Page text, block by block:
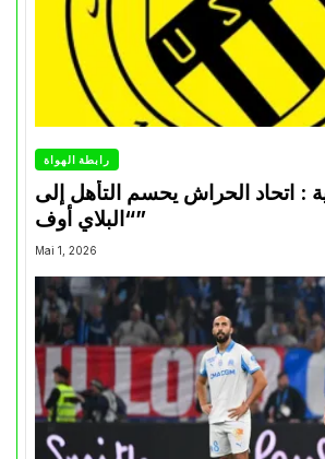
رابطة الهواة
: اتحاد الحراش يحسم التأهل إلى
“البلاي أوف”
Mai 1, 2026